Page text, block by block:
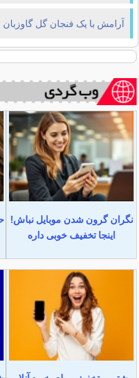
آرامش با یک فنجان گل گاوزبان
نگران گرون شدن موبایل نباش!
اینجا تخفیف خوبی داره